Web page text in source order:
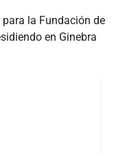
la Fundación de
en Ginebra